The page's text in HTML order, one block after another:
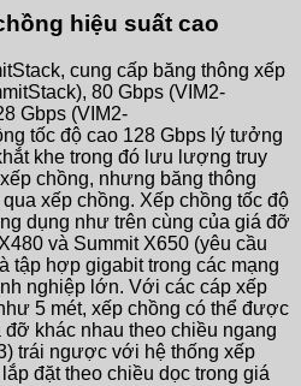
hiệu suất cao
cung cấp băng thông xếp
80 Gbps (VIM2-
Gbps (VIM2-
tốc độ cao 128 Gbps lý tưởng
khe trong đó lưu lượng truy
chồng, nhưng băng thông
xếp chồng. Xếp chồng tốc độ
dụng như trên cùng của giá đỡ
và Summit X650 (yêu cầu
tập hợp gigabit trong các mạng
nghiệp lớn. Với các cáp xếp
5 mét, xếp chồng có thể được
khác nhau theo chiều ngang
trái ngược với hệ thống xếp
đặt theo chiều dọc trong giá